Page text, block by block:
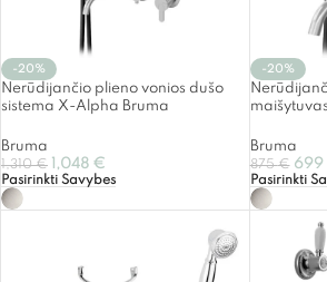
-20%
Nerūdijančio plieno vonios dušo
sistema X-Alpha Bruma
Bruma
1,310€ 1,048 €
Pasirinkti Savybes
-20%
Bruma
875€ 699
Pasirinkti